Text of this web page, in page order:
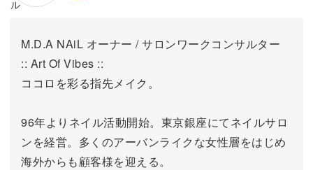
M.D.A NAiL オーナー / サロンワークコンサルター
:: Art Of Vibes ::
ココロを彩る指先メイク。
96年よりネイル活動開始。東京銀座にてネイルサロ
ンを経営。 多くのアーバンライクな女性層をはじめ
海外からも顧客様を迎える。